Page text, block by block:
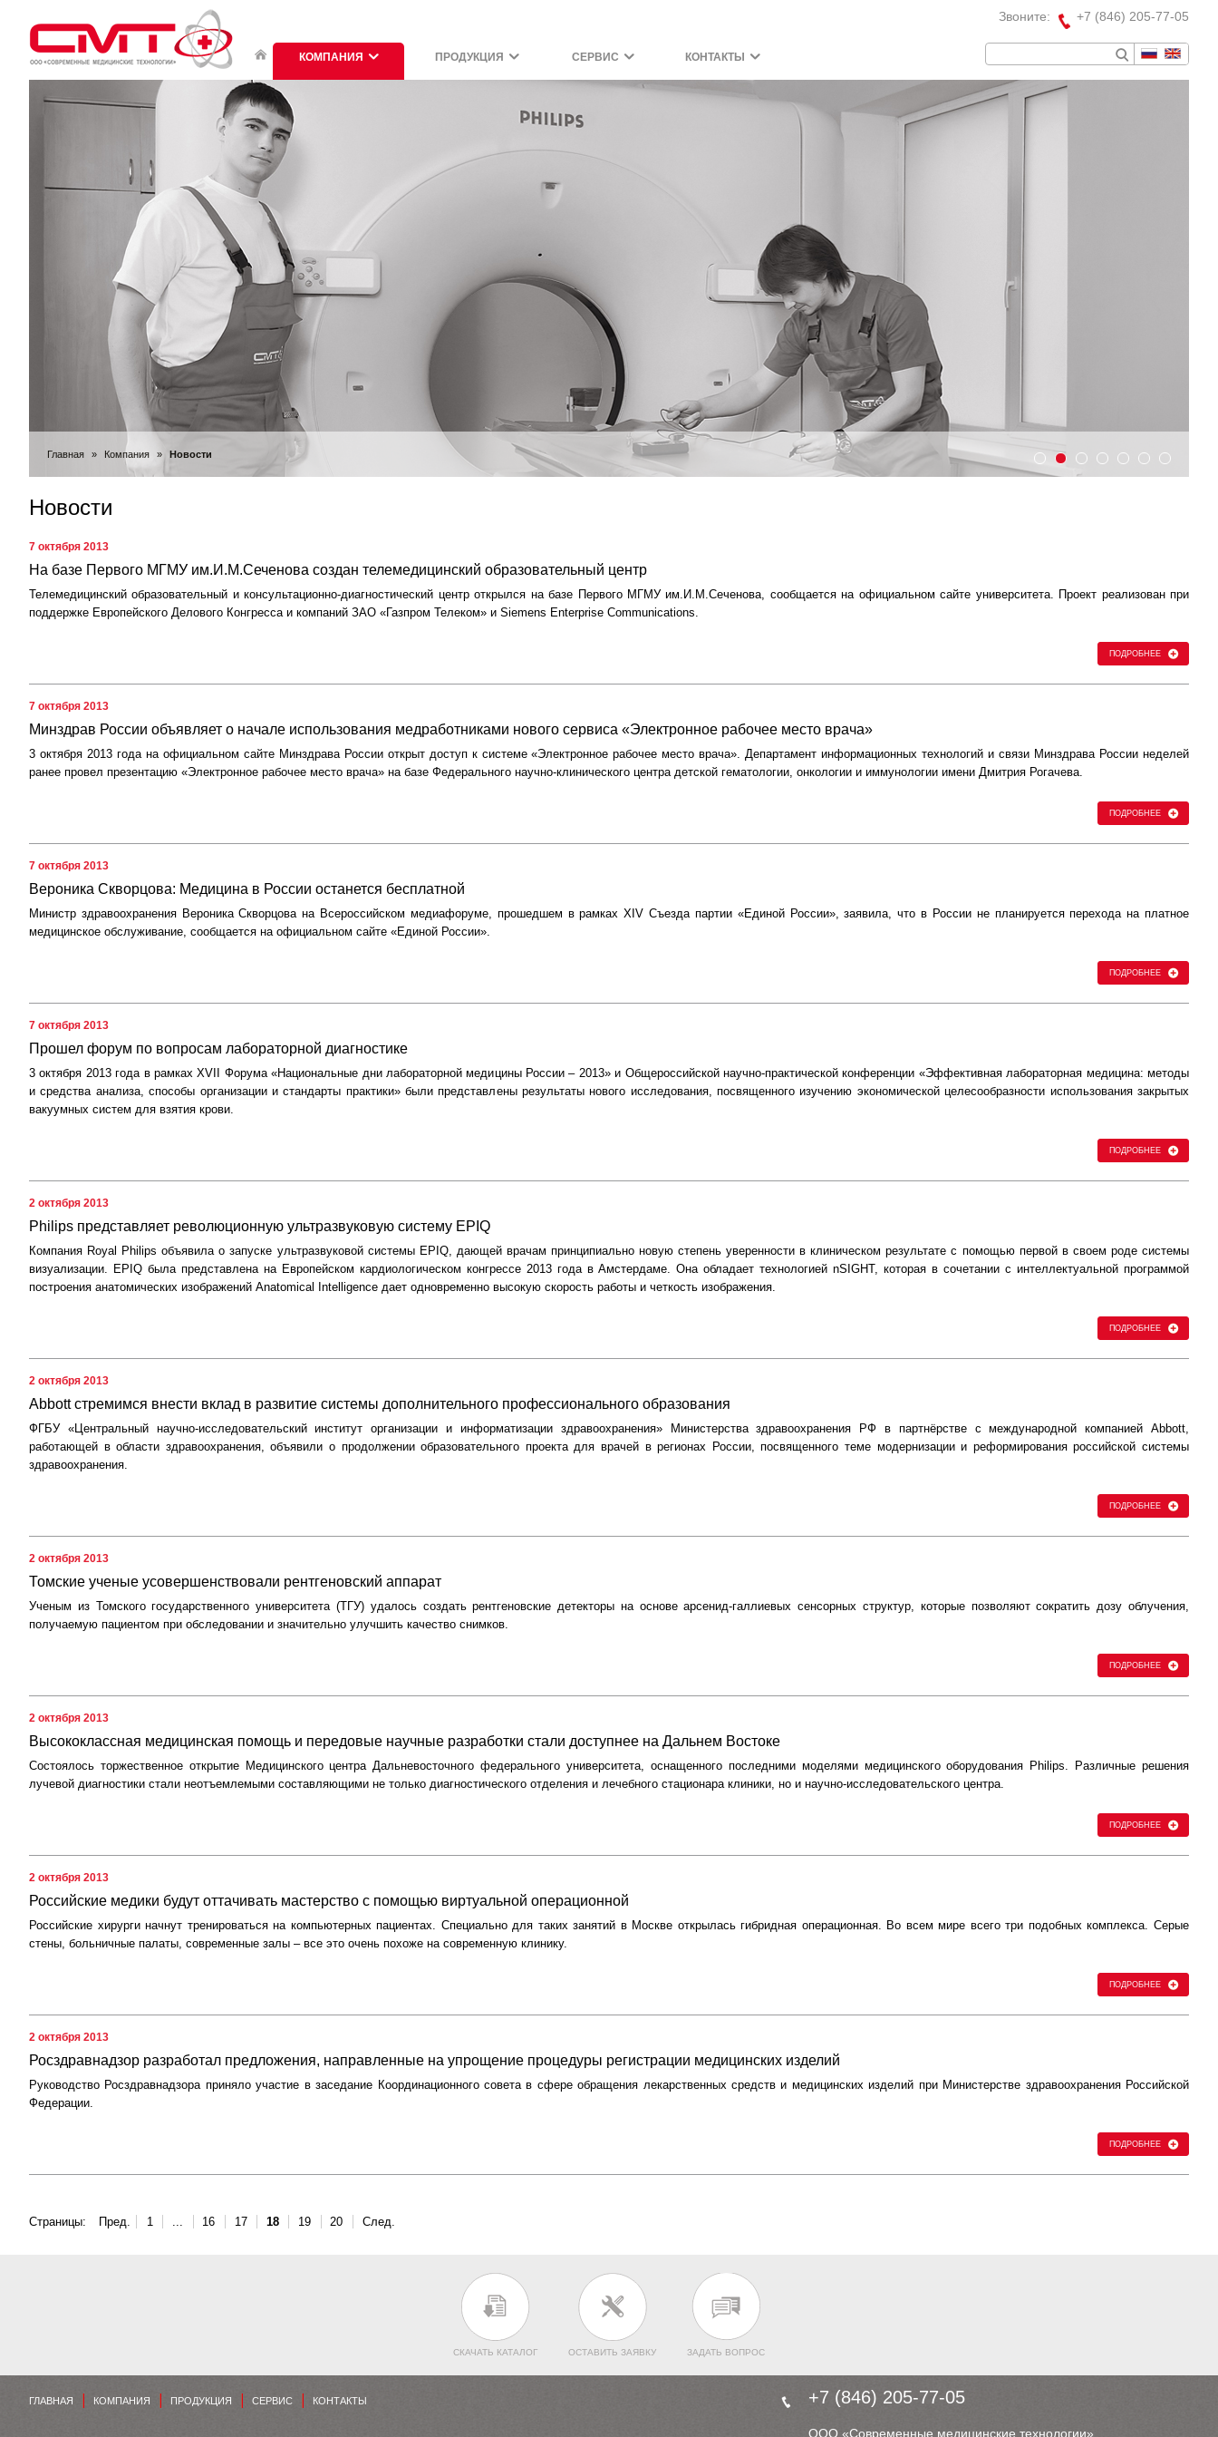
КОМПАНИЯ ПРОДУКЦИЯ СЕРВИС КОНТАКТЫ
Звоните: +7 (846) 205-77-05
Главная » Компания » Новости
Новости
7 октября 2013
На базе Первого МГМУ им.И.М.Сеченова создан телемедицинский образовательный центр
Телемедицинский образовательный и консультационно-диагностический центр открылся на базе Первого МГМУ им.И.М.Сеченова, сообщается на официальном сайте университета. Проект реализован при
поддержке Европейского Делового Конгресса и компаний ЗАО «Газпром Телеком» и Siemens Enterprise Communications.
ПОДРОБНЕЕ
7 октября 2013
Минздрав России объявляет о начале использования медработниками нового сервиса «Электронное рабочее место врача»
3 октября 2013 года на официальном сайте Минздрава России открыт доступ к системе «Электронное рабочее место врача». Департамент информационных технологий и связи Минздрава России неделей
ранее провел презентацию «Электронное рабочее место врача» на базе Федерального научно-клинического центра детской гематологии, онкологии и иммунологии имени Дмитрия Рогачева.
ПОДРОБНЕЕ
7 октября 2013
Вероника Скворцова: Медицина в России останется бесплатной
Министр здравоохранения Вероника Скворцова на Всероссийском медиафоруме, прошедшем в рамках XIV Съезда партии «Единой России», заявила, что в России не планируется перехода на платное
медицинское обслуживание, сообщается на официальном сайте «Единой России».
ПОДРОБНЕЕ
7 октября 2013
Прошел форум по вопросам лабораторной диагностике
3 октября 2013 года в рамках XVII Форума «Национальные дни лабораторной медицины России – 2013» и Общероссийской научно-практической конференции «Эффективная лабораторная медицина: методы
и средства анализа, способы организации и стандарты практики» были представлены результаты нового исследования, посвященного изучению экономической целесообразности использования закрытых
вакуумных систем для взятия крови.
ПОДРОБНЕЕ
2 октября 2013
Philips представляет революционную ультразвуковую систему EPIQ
Компания Royal Philips объявила о запуске ультразвуковой системы EPIQ, дающей врачам принципиально новую степень уверенности в клиническом результате с помощью первой в своем роде системы
визуализации. EPIQ была представлена на Европейском кардиологическом конгрессе 2013 года в Амстердаме. Она обладает технологией nSIGHT, которая в сочетании с интеллектуальной программой
построения анатомических изображений Anatomical Intelligence дает одновременно высокую скорость работы и четкость изображения.
ПОДРОБНЕЕ
2 октября 2013
Abbott стремимся внести вклад в развитие системы дополнительного профессионального образования
ФГБУ «Центральный научно-исследовательский институт организации и информатизации здравоохранения» Министерства здравоохранения РФ в партнёрстве с международной компанией Abbott,
работающей в области здравоохранения, объявили о продолжении образовательного проекта для врачей в регионах России, посвященного теме модернизации и реформирования российской системы
здравоохранения.
ПОДРОБНЕЕ
2 октября 2013
Томские ученые усовершенствовали рентгеновский аппарат
Ученым из Томского государственного университета (ТГУ) удалось создать рентгеновские детекторы на основе арсенид-галлиевых сенсорных структур, которые позволяют сократить дозу облучения,
получаемую пациентом при обследовании и значительно улучшить качество снимков.
ПОДРОБНЕЕ
2 октября 2013
Высококлассная медицинская помощь и передовые научные разработки стали доступнее на Дальнем Востоке
Состоялось торжественное открытие Медицинского центра Дальневосточного федерального университета, оснащенного последними моделями медицинского оборудования Philips. Различные решения
лучевой диагностики стали неотъемлемыми составляющими не только диагностического отделения и лечебного стационара клиники, но и научно-исследовательского центра.
ПОДРОБНЕЕ
2 октября 2013
Российские медики будут оттачивать мастерство с помощью виртуальной операционной
Российские хирурги начнут тренироваться на компьютерных пациентах. Специально для таких занятий в Москве открылась гибридная операционная. Во всем мире всего три подобных комплекса. Серые
стены, больничные палаты, современные залы – все это очень похоже на современную клинику.
ПОДРОБНЕЕ
2 октября 2013
Росздравнадзор разработал предложения, направленные на упрощение процедуры регистрации медицинских изделий
Руководство Росздравнадзора приняло участие в заседание Координационного совета в сфере обращения лекарственных средств и медицинских изделий при Министерстве здравоохранения Российской
Федерации.
ПОДРОБНЕЕ
Страницы: Пред. 1 16 17 18 19 20 След.
СКАЧАТЬ КАТАЛОГ ОСТАВИТЬ ЗАЯВКУ ЗАДАТЬ ВОПРОС
+7 (846) 205-77-05
ООО «Современные медицинские технологии»
ГЛАВНАЯ КОМПАНИЯ ПРОДУКЦИЯ СЕРВИС КОНТАКТЫ